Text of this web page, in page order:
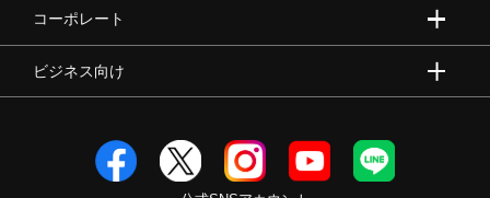
コーポレート
ビジネス向け